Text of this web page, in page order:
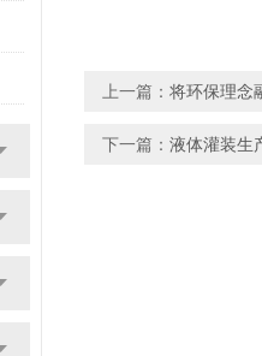
上一篇： 将环保理念
下一篇： 液体灌装生